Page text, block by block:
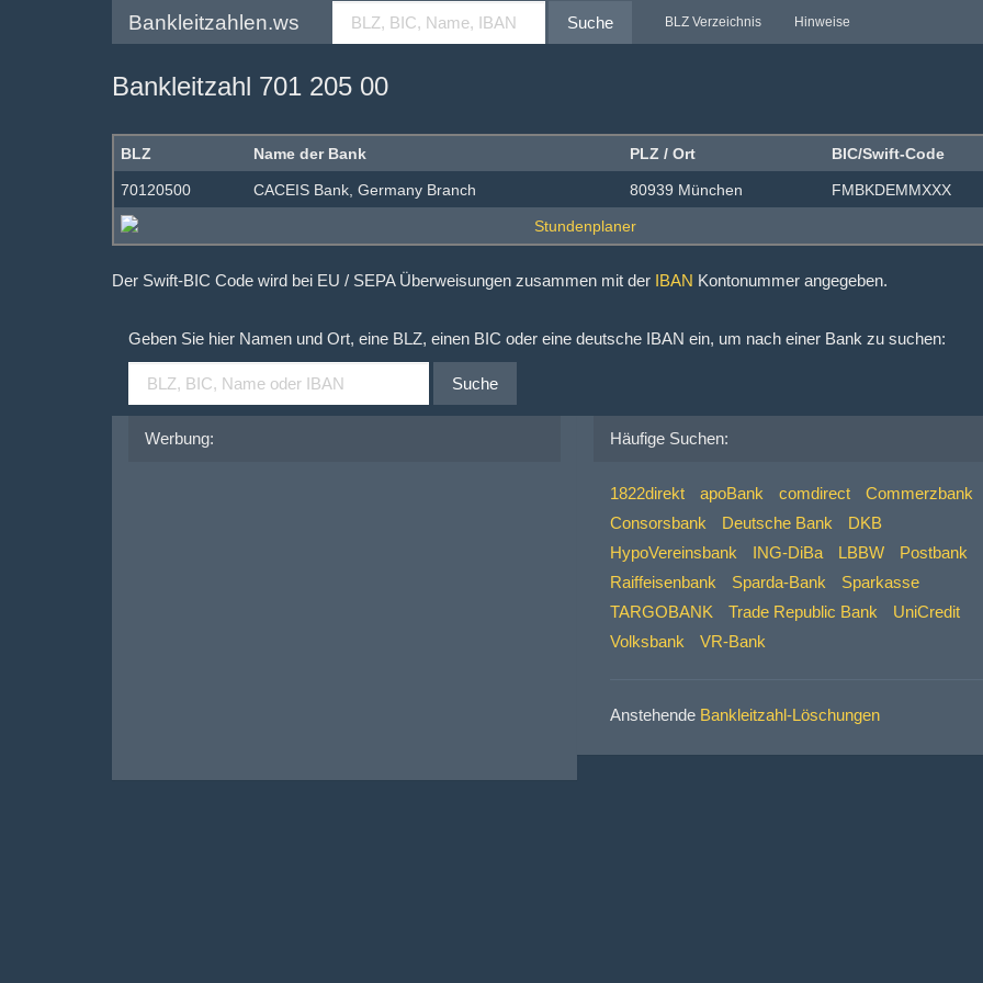
Bankleitzahlen.ws Suche BLZ Verzeichnis Hinweise
Bankleitzahl 701 205 00
BLZ Name der Bank PLZ / Ort BIC/Swift-Code
70120500 CACEIS Bank, Germany Branch 80939 München FMBKDEMMXXX
Der Swift-BIC Code wird bei EU / SEPA Überweisungen zusammen mit der IBAN Kontonummer angegeben.
Geben Sie hier Namen und Ort, eine BLZ, einen BIC oder eine deutsche IBAN ein, um nach einer Bank zu suchen:
Suche
Werbung: Häufige Suchen:
1822direkt apoBank comdirect
Commerzbank
Consorsbank
Deutsche Bank
DKB
HypoVereinsbank
ING-DiBa LBBW
Postbank
Raiffeisenbank
Sparda-Bank
Sparkasse
TARGOBANK
Trade Republic Bank
UniCredit
Volksbank
VR-Bank
Anstehende Bankleitzahl-Löschungen